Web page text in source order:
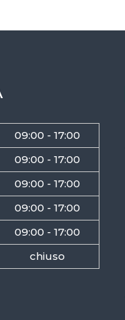
09:00 - 17:00
09:00 - 17:00
09:00 - 17:00
09:00 - 17:00
09:00 - 17:00
chiuso